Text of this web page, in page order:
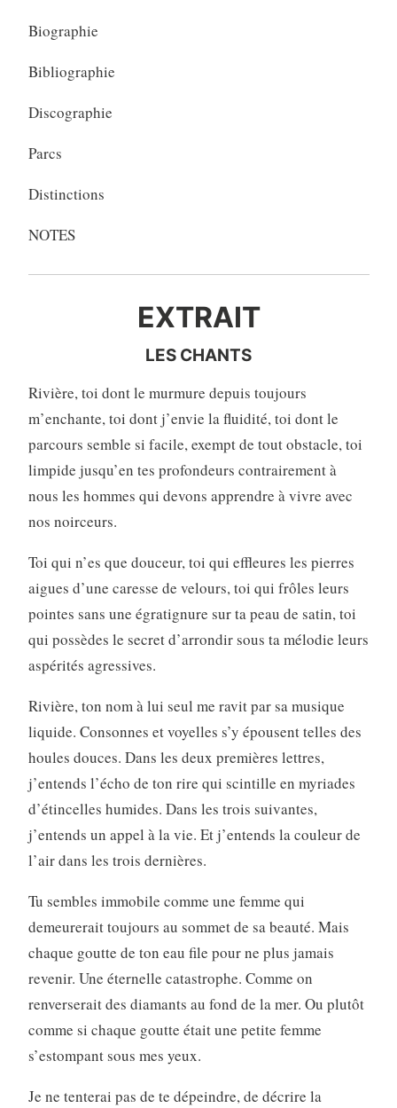
Biographie
Bibliographie
Discographie
Parcs
Distinctions
NOTES
EXTRAIT
LES CHANTS
Rivière, toi dont le murmure depuis toujours
m’enchante, toi dont j’envie la fluidité, toi dont le
parcours semble si facile, exempt de tout obstacle, toi
limpide jusqu’en tes profondeurs contrairement à
nous les hommes qui devons apprendre à vivre avec
nos noirceurs.
Toi qui n’es que douceur, toi qui effleures les pierres
aigues d’une caresse de velours, toi qui frôles leurs
pointes sans une égratignure sur ta peau de satin, toi
qui possèdes le secret d’arrondir sous ta mélodie leurs
aspérités agressives.
Rivière, ton nom à lui seul me ravit par sa musique
liquide. Consonnes et voyelles s’y épousent telles des
houles douces. Dans les deux premières lettres,
j’entends l’écho de ton rire qui scintille en myriades
d’étincelles humides. Dans les trois suivantes,
j’entends un appel à la vie. Et j’entends la couleur de
l’air dans les trois dernières.
Tu sembles immobile comme une femme qui
demeurerait toujours au sommet de sa beauté. Mais
chaque goutte de ton eau file pour ne plus jamais
revenir. Une éternelle catastrophe. Comme on
renverserait des diamants au fond de la mer. Ou plutôt
comme si chaque goutte était une petite femme
s’estompant sous mes yeux.
Je ne tenterai pas de te dépeindre, de décrire la